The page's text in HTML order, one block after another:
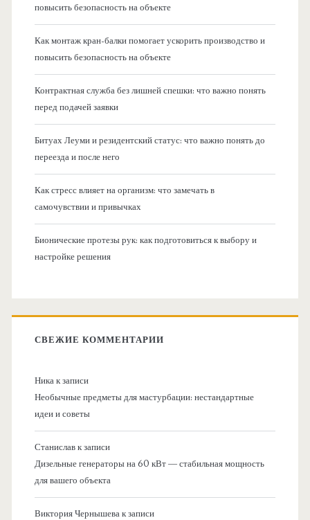
повысить безопасность на объекте
Как монтаж кран-балки помогает ускорить производство и
повысить безопасность на объекте
Контрактная служба без лишней спешки: что важно понять
перед подачей заявки
Битуах Леуми и резидентский статус: что важно понять до
переезда и после него
Как стресс влияет на организм: что замечать в
самочувствии и привычках
Бионические протезы рук: как подготовиться к выбору и
настройке решения
СВЕЖИЕ КОММЕНТАРИИ
Никак записи
Необычные предметы для мастурбации: нестандартные
идеи и советы
Станиславк записи
Дизельные генераторы на 60 кВт — стабильная мощность
для вашего объекта
Виктория Чернышевак записи